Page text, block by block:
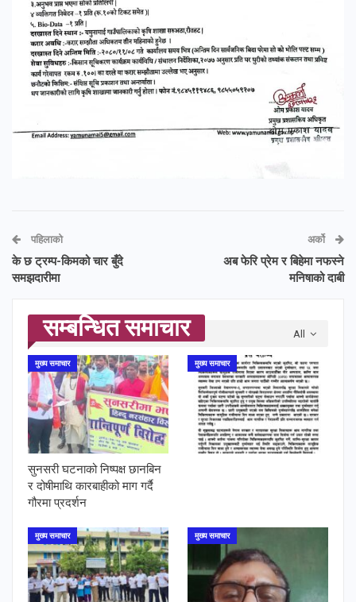
पहिलाको
के छ ट्रम्प-किमको चार बुँदे
समझदारीमा
अर्को
अब फेरि प्रेम र बिहेमा नफस्ने
मनिषाको दाबी
All
सम्बन्धित समाचार
मुख्य समाचार
सुनसरी घटनाको निष्पक्ष छानबिन
र दोषीमाथि कारबाहीको माग गर्दै
गौरमा प्रदर्शन
मुख्य समाचार
मुख्य समाचार मुख्य समाचार